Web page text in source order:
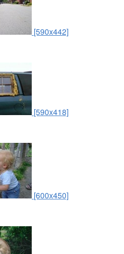
[590x442]
[590x418]
[600x450]